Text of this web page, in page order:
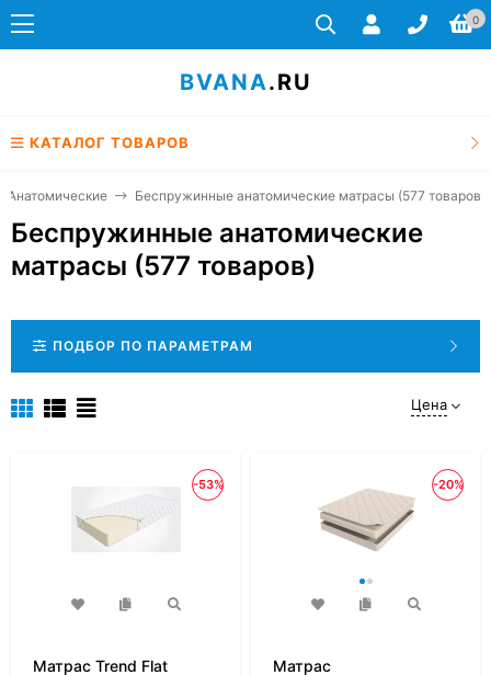
0
BVANA.RU
КАТАЛОГ ТОВАРОВ
Анатомические Беспружинные анатомические матрасы (577 товаров)
Беспружинные анатомические
матрасы (577 товаров)
ПОДБОР ПО ПАРАМЕТРАМ
Цена
-53%
Матрас Trend Flat
-20%
Матрас